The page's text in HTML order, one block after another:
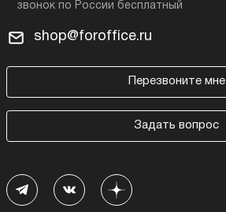
shop@foroffice.ru
Перезвоните мне
Задать вопрос